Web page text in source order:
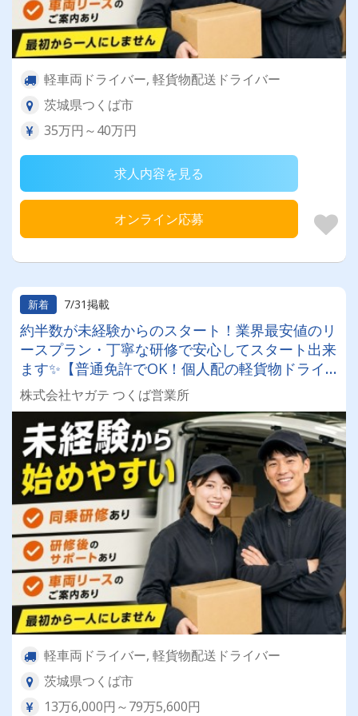
軽車両ドライバー, 軽貨物配送ドライバー
茨城県つくば市
35万円～40万円
求人内容を見る
オンライン応募
新着 7/31掲載
約半数が未経験からのスタート！業界最安値のリ
ースプラン・丁寧な研修で安心してスタート出来
ます✨【普通免許でOK！個人配の軽貨物ドライ
バー！！】日払い・週払いOK♪しっかり稼いで生
活安定♪＼社員登用実績あり◎キャリアアップも
狙えます！／
株式会社ヤガテ つくば営業所
軽車両ドライバー, 軽貨物配送ドライバー
茨城県つくば市
13万6,000円～79万5,600円